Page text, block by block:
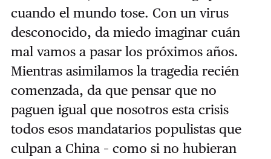
cuando el mundo tose. Con un virus
desconocido, da miedo imaginar cuán
mal vamos a pasar los próximos años.
Mientras asimilamos la tragedia recién
comenzada, da que pensar que no
paguen igual que nosotros esta crisis
todos esos mandatarios populistas que
culpan a China – como si no hubieran